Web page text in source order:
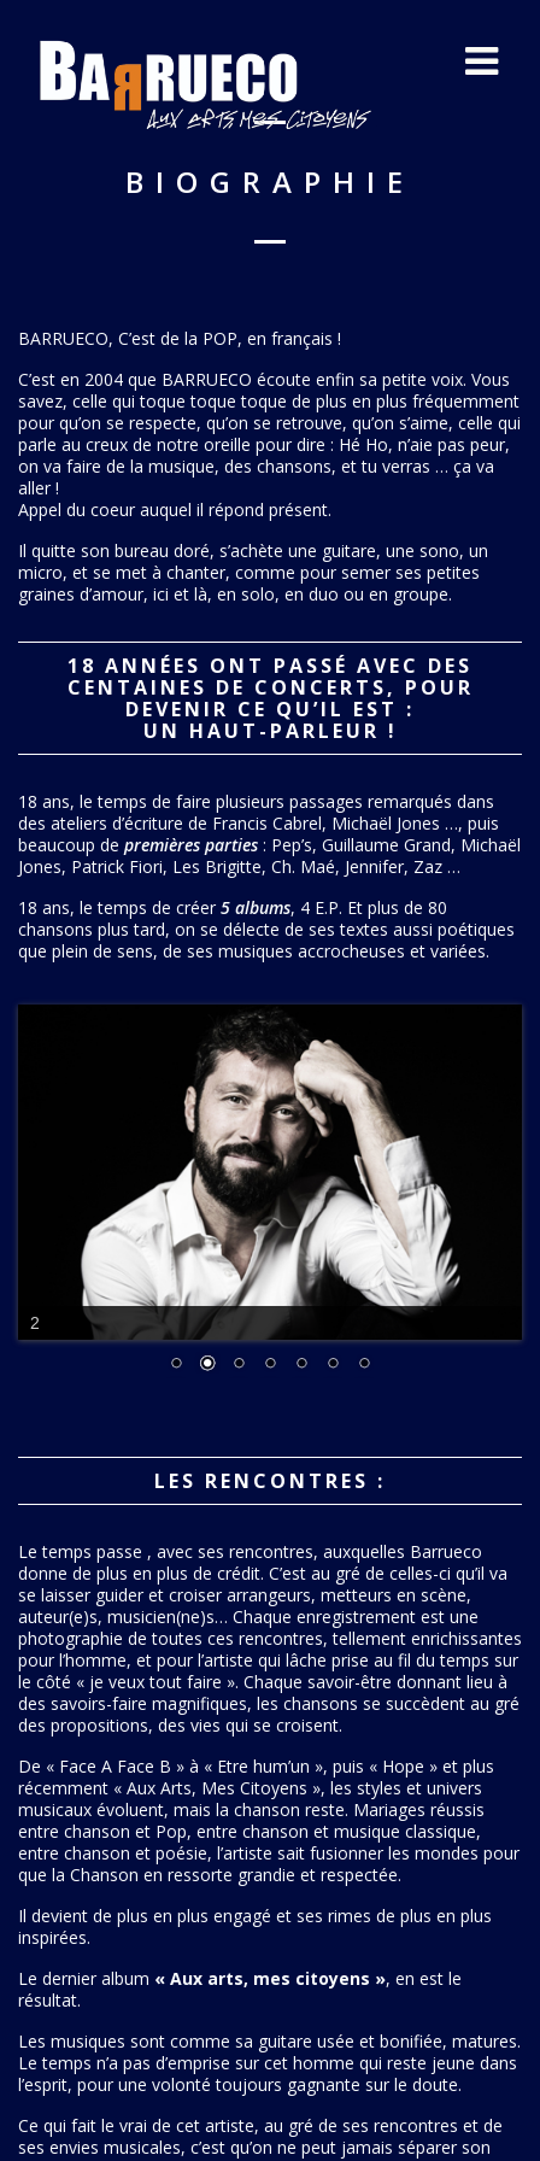
BIOGRAPHIE
BARRUECO, C’est de la POP, en français !
C’est en 2004 que BARRUECO écoute enfin sa petite voix. Vous
savez, celle qui toque toque toque de plus en plus fréquemment
pour qu’on se respecte, qu’on se retrouve, qu’on s’aime, celle qui
parle au creux de notre oreille pour dire : Hé Ho, n’aie pas peur,
on va faire de la musique, des chansons, et tu verras … ça va
aller !
Appel du coeur auquel il répond présent.
Il quitte son bureau doré, s’achète une guitare, une sono, un
micro, et se met à chanter, comme pour semer ses petites
graines d’amour, ici et là, en solo, en duo ou en groupe.
18 ANNÉES ONT PASSÉ AVEC DES
CENTAINES DE CONCERTS, POUR
DEVENIR CE QU’IL EST :
UN HAUT-PARLEUR !
18 ans, le temps de faire plusieurs passages remarqués dans
des ateliers d’écriture de Francis Cabrel, Michaël Jones …, puis
beaucoup de premières parties : Pep’s, Guillaume Grand, Michaël
Jones, Patrick Fiori, Les Brigitte, Ch. Maé, Jennifer, Zaz …
18 ans, le temps de créer5 albums, 4 E.P. Et plus de 80
chansons plus tard, on se délecte de ses textes aussi poétiques
que plein de sens, de ses musiques accrocheuses et variées.
2
LES RENCONTRES :
Le temps passe , avec ses rencontres, auxquelles Barrueco
donne de plus en plus de crédit. C’est au gré de celles-ci qu’il va
se laisser guider et croiser arrangeurs, metteurs en scène,
auteur(e)s, musicien(ne)s… Chaque enregistrement est une
photographie de toutes ces rencontres, tellement enrichissantes
pour l’homme, et pour l’artiste qui lâche prise au fil du temps sur
le côté « je veux tout faire ». Chaque savoir-être donnant lieu à
des savoirs-faire magnifiques, les chansons se succèdent au gré
De « Face A Face B » à « Etre hum’un », puis « Hope » et plus
récemment « Aux Arts, Mes Citoyens », les styles et univers
musicaux évoluent, mais la chanson reste. Mariages réussis
entre chanson et Pop, entre chanson et musique classique,
entre chanson et poésie, l’artiste sait fusionner les mondes pour
Il devient de plus en plus engagé et ses rimes de plus en plus
Le dernier album
Les musiques sont comme sa guitare usée et bonifiée, matures.
Le temps n’a pas d’emprise sur cet homme qui reste jeune dans
Ce qui fait le vrai de cet artiste, au gré de ses rencontres et de